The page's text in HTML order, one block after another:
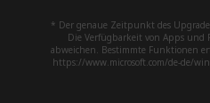
* Der genaue Zeitpunkt des
Die Verfügbarkeit von Apps und
abweichen. Bestimmte Funktionen
https://www.microsoft.com/de-de/